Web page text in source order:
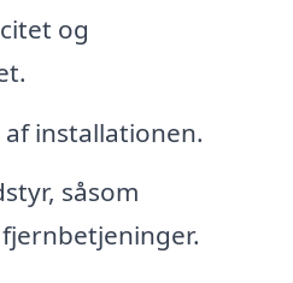
og
installationen.
såsom